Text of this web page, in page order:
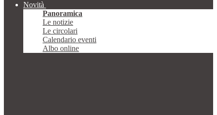
Novità
Panoramica
Le notizie
Le circolari
Calendario eventi
Albo online